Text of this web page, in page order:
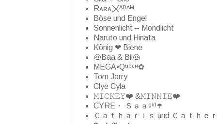
Rᴀʀᴀ〤ᴬᴰᴬᴹ
Böse und Engel
Sonnenlicht – Mondlicht
Naruto und Hinata
König ❤ Biene
🐽Baa & Bii🐽
MEGA•Qᶶᵉᵋᶰ✿
Tom Jerry
Clye Cyla
𝙼𝙸𝙲𝙺𝙴𝚈❤️ &𝙼𝙸𝙽𝙽𝙸𝙴❤️
CYRE・ Ｓａａᵍⁱʳˡ☂️
Ｃａｔｈａｒｉｓ und Ｃａｔｈｅ